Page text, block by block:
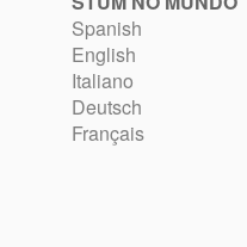
Spanish
English
Italiano
Deutsch
Français